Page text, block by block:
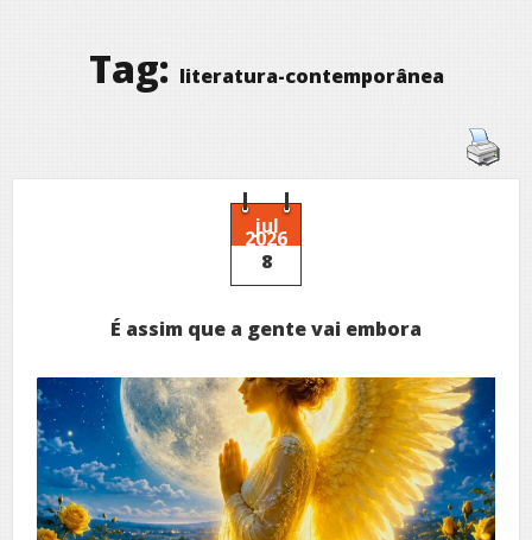
Tag: literatura-contemporânea
jul
2026
8
É assim que a gente vai embora